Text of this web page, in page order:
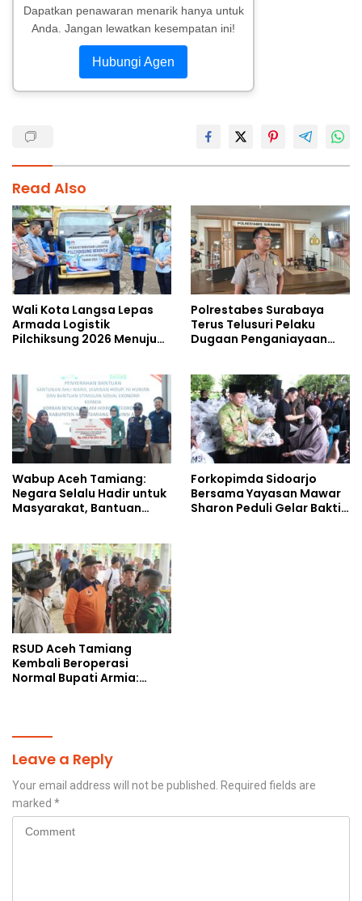
Dapatkan penawaran menarik hanya untuk
Anda. Jangan lewatkan kesempatan ini!
Hubungi Agen
Read Also
Wali Kota Langsa Lepas
Armada Logistik
Pilchiksung 2026 Menuju
Polrestabes Surabaya
Terus Telusuri Pelaku
Dugaan Penganiayaan
Wabup Aceh Tamiang:
Negara Selalu Hadir untuk
Masyarakat, Bantuan
Forkopimda Sidoarjo
Bersama Yayasan Mawar
Sharon Peduli Gelar Bakti
RSUD Aceh Tamiang
Kembali Beroperasi
Normal Bupati Armia:
Leave a Reply
Your email address will not be published.
Required fields are
marked *